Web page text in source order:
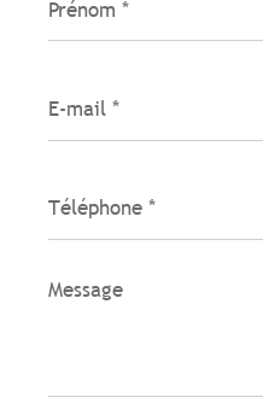
*
mail
*
*
Message
*